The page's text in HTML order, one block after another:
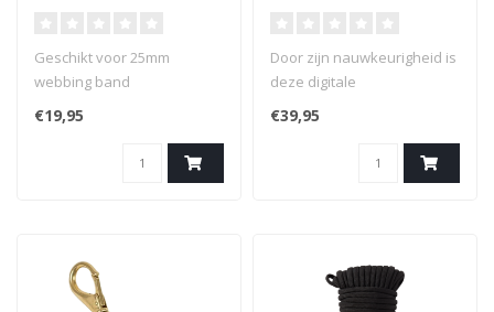
Geschikt voor 25mm
webbing band
€19,95
Door zijn nauwkeurigheid is
deze digitale
middendrukmeter zeer
geschikt voor het afstellen
van de middendruk van de
€39,95